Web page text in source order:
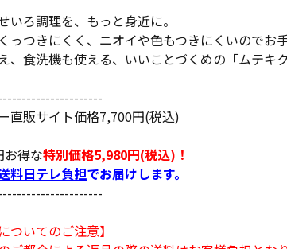
いろ調理を、もっと身近に。
っつきにくく、ニオイや色もつきにくいのでお
、食洗機も使える、いいことづくめの「ムテキ
直販サイト価格7,700円(税込)
お得な特別価格5,980円(税込)！
料日テレ負担でお届けします。
ついてのご注意】